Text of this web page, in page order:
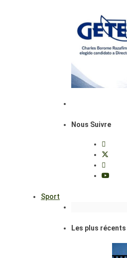
Nous Suivre
Sport
Les plus récents